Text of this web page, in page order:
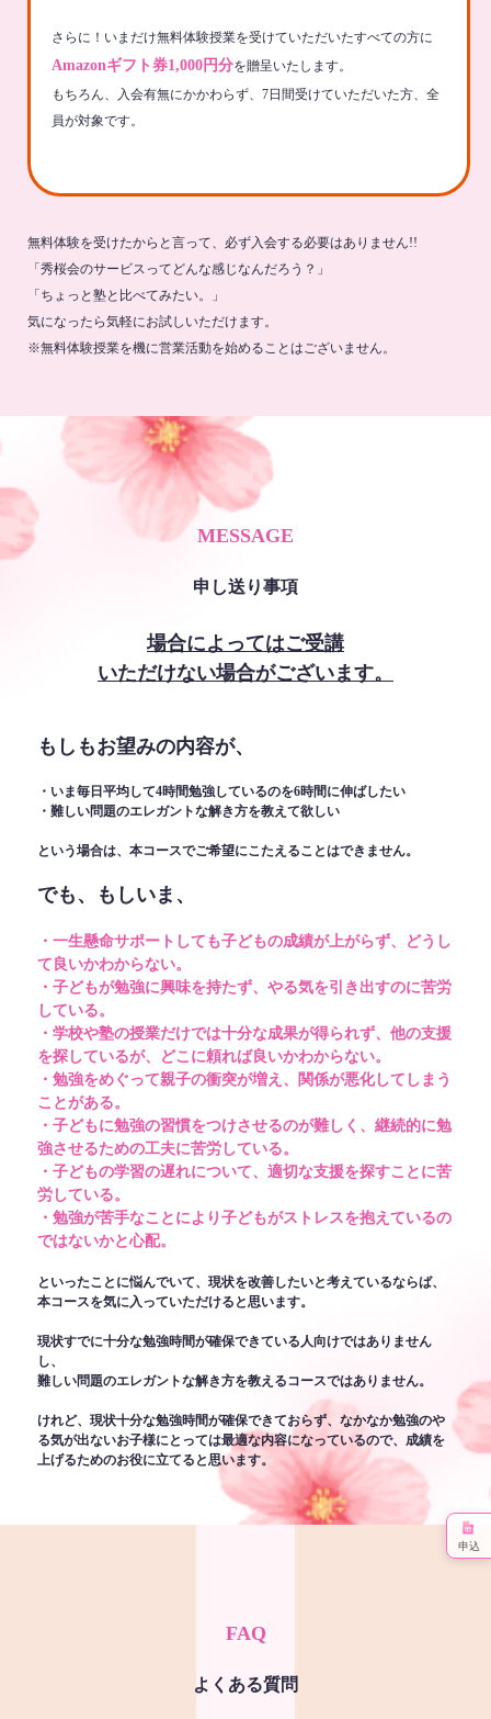
さらに！いまだけ無料体験授業を受けていただいたすべての方に
Amazonギフト券1,000円分を贈呈いたします。
もちろん、入会有無にかかわらず、7日間受けていただいた方、全
員が対象です。
無料体験を受けたからと言って、必ず入会する必要はありません!!
「秀桜会のサービスってどんな感じなんだろう？」
「ちょっと塾と比べてみたい。」
気になったら気軽にお試しいただけます。
※無料体験授業を機に営業活動を始めることはございません。
MESSAGE
申し送り事項
場合によってはご受講
いただけない場合がございます。
もしもお望みの内容が、
・いま毎日平均して4時間勉強しているのを6時間に伸ばしたい
・難しい問題のエレガントな解き方を教えて欲しい
という場合は、本コースでご希望にこたえることはできません。
でも、もしいま、
・一生懸命サポートしても子どもの成績が上がらず、どうし
て良いかわからない。
・子どもが勉強に興味を持たず、やる気を引き出すのに苦労
している。
・学校や塾の授業だけでは十分な成果が得られず、他の支援
を探しているが、どこに頼れば良いかわからない。
・勉強をめぐって親子の衝突が増え、関係が悪化してしまう
ことがある。
・子どもに勉強の習慣をつけさせるのが難しく、継続的に勉
強させるための工夫に苦労している。
・子どもの学習の遅れについて、適切な支援を探すことに苦
労している。
・勉強が苦手なことにより子どもがストレスを抱えているの
ではないかと心配。
といったことに悩んでいて、現状を改善したいと考えているならば、
本コースを気に入っていただけると思います。
現状すでに十分な勉強時間が確保できている人向けではありません
し、
難しい問題のエレガントな解き方を教えるコースではありません。
けれど、現状十分な勉強時間が確保できておらず、なかなか勉強のや
る気が出ないお子様にとっては最適な内容になっているので、成績を
上げるためのお役に立てると思います。
FAQ
よくある質問
申込